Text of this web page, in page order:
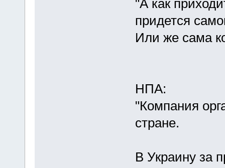
"А как
придется
Или же сама
НПА:
"Компания
стране.
В Украину за